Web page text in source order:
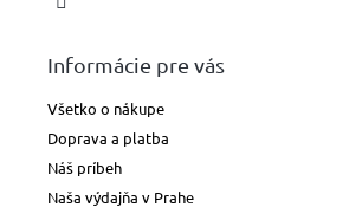
Informácie pre vás
Všetko o nákupe
Doprava a platba
Náš príbeh
Naša výdajňa v Prahe